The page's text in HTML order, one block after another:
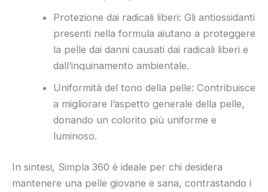
Protezione dai radicali liberi: Gli antiossidanti
presenti nella formula aiutano a proteggere
la pelle dai danni causati dai radicali liberi e
dall’inquinamento ambientale.
Uniformità del tono della pelle: Contribuisce
a migliorare l’aspetto generale della pelle,
donando un colorito più uniforme e
luminoso.
In sintesi, Simpla 360 è ideale per chi desidera
mantenere una pelle giovane e sana, contrastando i